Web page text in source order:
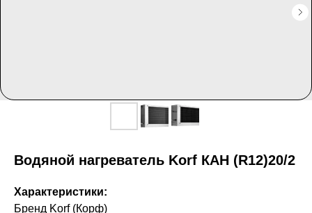
Водяной нагреватель Korf КАН (R12)20/2
Характеристики:
Бренд Korf (Корф)